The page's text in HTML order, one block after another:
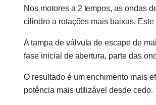
Nos motores a 2 tempos, as ondas
cilindro a rotações mais baixas.
A tampa de válvula de escape de
fase inicial de abertura, parte das
O resultado é um enchimento mais
potência mais utilizável desde cedo.